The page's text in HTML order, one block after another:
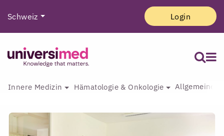
Schweiz Login
Innere Medizin Hämatologie & Onkologie Allgemeine